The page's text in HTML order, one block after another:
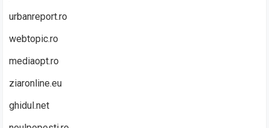
urbanreport.ro
webtopic.ro
mediaopt.ro
ziaronline.eu
ghidul.net